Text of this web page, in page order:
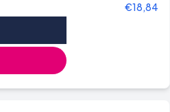
€18,84